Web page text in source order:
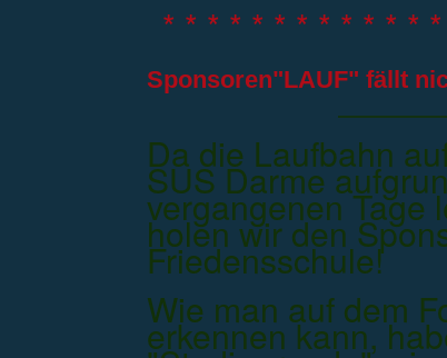
* * * * * * * * * * * *
Sponsoren"LAUF" fällt
Da die Laufbahn
SUS Darme
vergangenen Tage
holen wir den
Friedensschule!
Wie man auf dem
erkennen kann,